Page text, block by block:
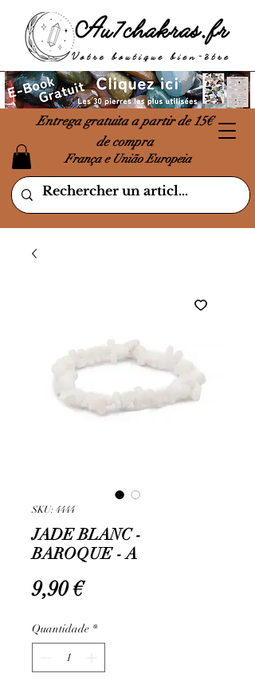
Entrega gratuita a partir de 15€
de compra
França e União Europeia
SKU: 4444
JADE BLANC -
BAROQUE - A
9,90 €Preço
Quantidade *